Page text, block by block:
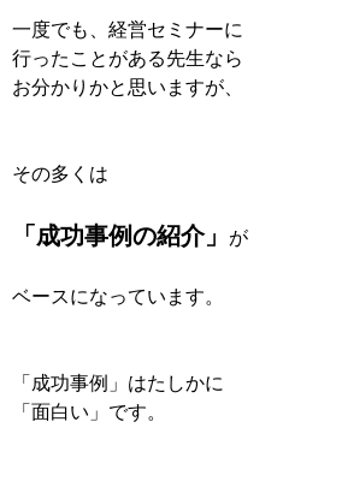
一度でも、経営セミナーに
行ったことがある先生なら
お分かりかと思いますが、
その多くは
「成功事例の紹介」 が
ベースになっています。
「成功事例」はたしかに
「面白い」です。